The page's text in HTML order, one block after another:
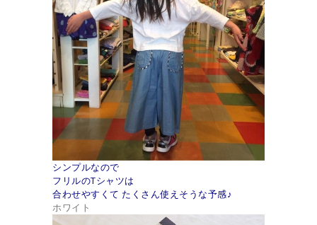
シンプルなので
フリルのTシャツは
合わせやすくて たくさん使えそうな予感♪
ホワイト